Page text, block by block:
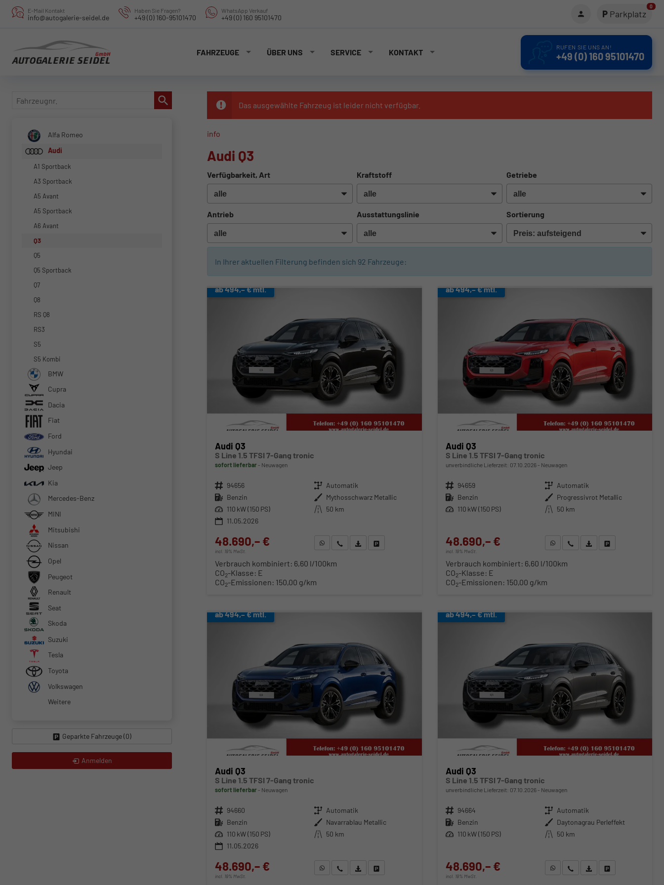
E-Mail Kontakt
info@autogalerie-seidel.de
Haben Sie Fragen?
+49 (0) 160-95101470
WhatsApp Verkauf
+49 (0) 160 95101470 Parkplatz
0
FAHRZEUGE ÜBER UNS SERVICE KONTAKT
RUFEN SIE UNS AN!
+49 (0) 160 95101470
Das ausgewählte Fahrzeug ist leider nicht verfügbar.
info
Audi Q3
Verfügbarkeit, Art Kraftstoff Getriebe
Antrieb Ausstattungslinie Sortierung
In Ihrer aktuellen Filterung befinden sich 92 Fahrzeuge:
ab 494,– € mtl.
Audi Q3
S Line 1.5 TFSI 7-Gang tronic
sofort lieferbar Neuwagen
Fahrzeugnr. 94656 Getriebe Automatik
Kraftstoff Benzin Außenfarbe Mythosschwarz Metallic
Leistung 110 kW (150 PS) Kilometerstand 50 km
11.05.2026
48.690,– €
incl. 19% MwSt.
WhatsApp anfragen
Wir rufen Sie anFahrzeugexposé (PDF)
Verbrauch kombiniert: 6,60 l/100km
CO2-Klasse: E
CO2-Emissionen: 150,00 g/km
ab 494,– € mtl.
Audi Q3
S Line 1.5 TFSI 7-Gang tronic
unverbindliche Lieferzeit: 07.10.2026 Neuwagen
Fahrzeugnr. 94659 Getriebe Automatik
Kraftstoff Benzin Außenfarbe Progressivrot Metallic
Leistung 110 kW (150 PS) Kilometerstand 50 km
48.690,– €
incl. 19% MwSt.
WhatsApp anfragen
Wir rufen Sie anFahrzeugexposé (PDF)
Fahrzeug parken
Verbrauch kombiniert: 6,60 l/100km
CO2-Klasse: E
CO2-Emissionen: 150,00 g/km
ab 494,– € mtl.
Audi Q3
S Line 1.5 TFSI 7-Gang tronic
sofort lieferbar Neuwagen
Fahrzeugnr. 94660 Getriebe Automatik
Kraftstoff Benzin Außenfarbe Navarrablau Metallic
Leistung 110 kW (150 PS) Kilometerstand 50 km
11.05.2026
48.690,– €
incl. 19% MwSt.
WhatsApp anfragen
Wir rufen Sie anFahrzeugexposé (PDF)
ab 494,– € mtl.
Audi Q3
S Line 1.5 TFSI 7-Gang tronic
unverbindliche Lieferzeit: 07.10.2026 Neuwagen
Fahrzeugnr. 94664 Getriebe Automatik
Kraftstoff Benzin Außenfarbe Daytonagrau Perleffekt
Leistung 110 kW (150 PS) Kilometerstand 50 km
48.690,– €
incl. 19% MwSt.
WhatsApp anfragen
Wir rufen Sie anFahrzeugexposé (PDF)
Fahrzeug parken
Fahrzeugnr.
Alfa Romeo
Audi
A1 Sportback
A3 Sportback
A5 Avant
A5 Sportback
A6 Avant
Q3
Q5
Q5 Sportback
Q7
Q8
RS Q8
RS3
S5
S5 Kombi
BMW
Cupra
Dacia
Fiat
Ford
Hyundai
Jeep
Kia
Mercedes-Benz
MINI
Mitsubishi
Nissan
Opel
Peugeot
Renault
Seat
Skoda
Suzuki
Tesla
Toyota
Volkswagen
Weitere
Geparkte Fahrzeuge (0)
Anmelden